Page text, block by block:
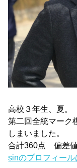
高校３年生、夏。
第二回全統マーク
しまいました。
合計360点 偏差
sinのプロフィール